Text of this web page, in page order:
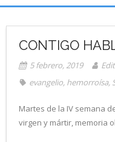
CONTIGO
5 febrero, 2019
evangelio, hemorroísa,
Martes de la IV semana
virgen y mártir, memoria